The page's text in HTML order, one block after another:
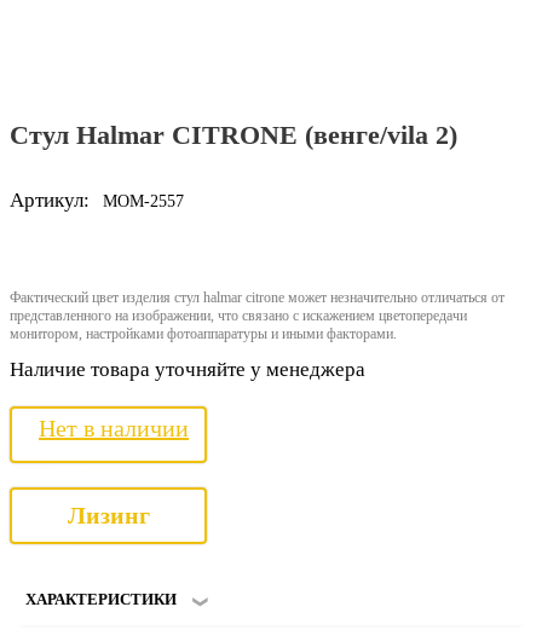
Стул Halmar CITRONE (венге/vila 2)
Артикул: MOM-2557
Фактический цвет изделия стул halmar citrone может незначительно отличаться от
представленного на изображении, что связано с искажением цветопередачи
монитором, настройками фотоаппаратуры и иными факторами.
Наличие товара уточняйте у менеджера
Нет в наличии
Лизинг
ХАРАКТЕРИСТИКИ